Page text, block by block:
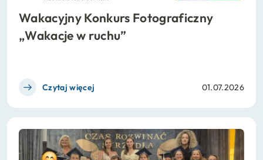
Wakacyjny Konkurs Fotograficzny
„Wakacje w ruchu”
Czytaj więcej 01.07.2026